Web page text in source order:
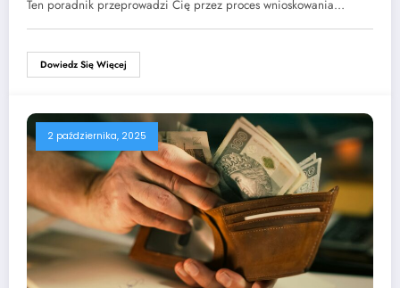
Ten poradnik przeprowadzi Cię przez proces wnioskowania…
Dowiedz Się Więcej
2 października, 2025